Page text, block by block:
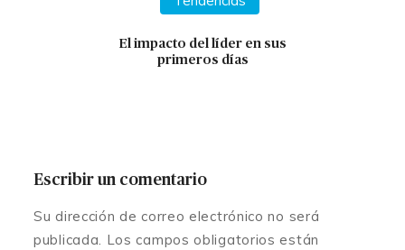
El impacto del líder en sus
primeros días
Escribir un comentario
Su dirección de correo electrónico no será
publicada. Los campos obligatorios están